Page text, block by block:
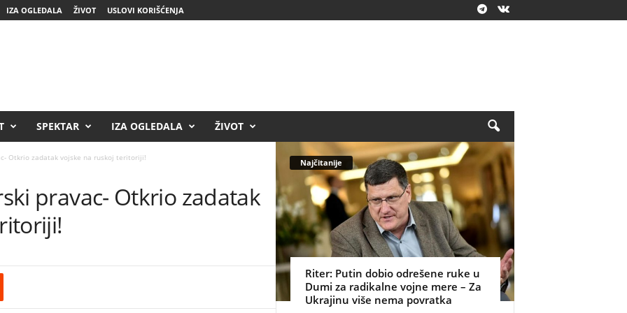
IZA OGLEDALA ŽIVOT USLOVI KORIŠĆENJA
SPEKTAR IZA OGLEDALA ŽIVOT
Otkrio zadatak vojske na ruskoj teritoriji!
pravac- Otkrio zadatak
Najčitanije
Riter: Putin dobio odrešene ruke u
Dumi za radikalne vojne mere – Za
Ukrajinu više nema povratka